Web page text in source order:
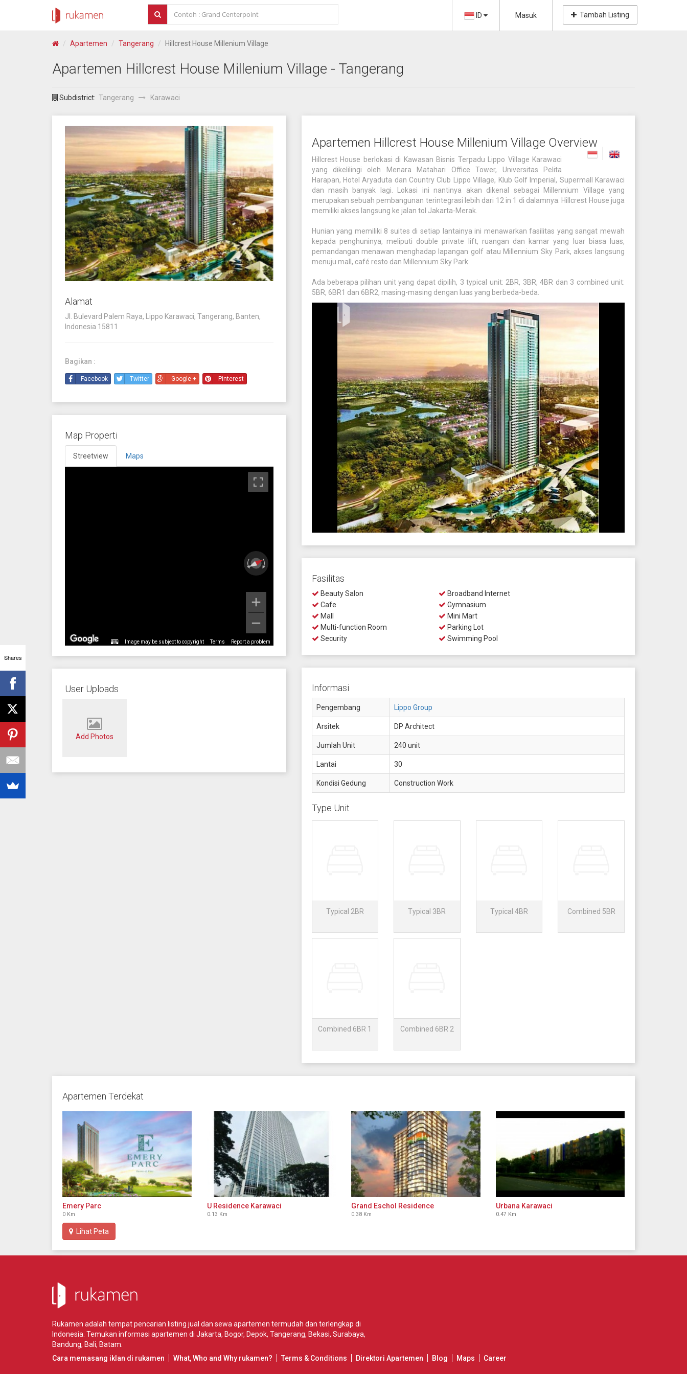
ID Masuk Tambah Listing
Apartemen Tangerang Hillcrest House Millenium Village
Apartemen Hillcrest House Millenium Village - Tangerang
Subdistrict: Tangerang Karawaci
Apartemen Hillcrest House Millenium Village Overview
Hillcrest House berlokasi di Kawasan Bisnis Terpadu Lippo Village Karawaci
yang dikelilingi oleh Menara Matahari Office Tower, Universitas Pelita
Harapan, Hotel Aryaduta dan Country Club Lippo Village, Klub Golf Imperial, Supermall Karawaci
dan masih banyak lagi. Lokasi ini nantinya akan dikenal sebagai Millennium Village yang
merupakan sebuah pembangunan terintegrasi lebih dari 12 in 1 di dalamnya. Hillcrest House juga
memiliki akses langsung ke jalan tol Jakarta-Merak.
Hunian yang memiliki 8 suites di setiap lantainya ini menawarkan fasilitas yang sangat mewah
kepada penghuninya, meliputi double private lift, ruangan dan kamar yang luar biasa luas,
pemandangan menawan menghadap lapangan golf atau Millennium Sky Park, akses langsung
menuju mall, café resto dan Millennium Sky Park.
Ada beberapa pilihan unit yang dapat dipilih, 3 typical unit: 2BR, 3BR, 4BR dan 3 combined unit:
5BR, 6BR1 dan 6BR2, masing-masing dengan luas yang berbeda-beda.
Fasilitas
Beauty Salon
Broadband Internet
Cafe
Gymnasium
Mall
Mini Mart
Multi-function Room
Parking Lot
Security
Swimming Pool
Informasi
Pengembang Lippo Group
Arsitek DP Architect
Jumlah Unit 240 unit
Lantai 30
Kondisi Gedung Construction Work
Type Unit
Typical 2BR Typical 3BR Typical 4BR Combined 5BR
Combined 6BR 1 Combined 6BR 2
Alamat
Jl. Bulevard Palem Raya, Lippo Karawaci, Tangerang, Banten,
Indonesia 15811
Bagikan :
Facebook Twitter Google + Pinterest
Map Properti
Streetview Maps
Image may be subject to copyright Terms Report a problem
User Uploads
Add Photos
Apartemen Terdekat
Emery Parc
0 Km
U Residence Karawaci
0.13 Km
Grand Eschol Residence
0.38 Km
Urbana Karawaci
0.47 Km
Lihat Peta
Rukamen adalah tempat pencarian listing jual dan sewa apartemen termudah dan terlengkap di
Indonesia. Temukan informasi apartemen di Jakarta, Bogor, Depok, Tangerang, Bekasi, Surabaya,
Bandung, Bali, Batam
Cara memasang iklan di rukamen
What, Who and Why rukamen? Terms & Conditions Direktori Apartemen Blog Maps Career
Shares